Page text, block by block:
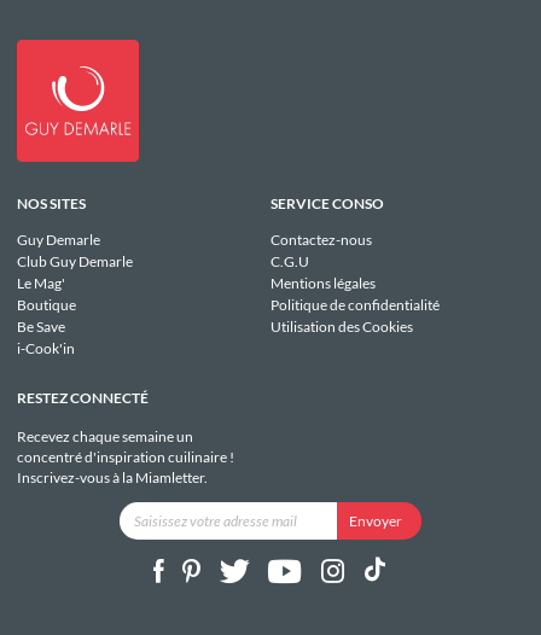
NOS SITES
Guy Demarle
Club Guy Demarle
Le Mag'
Boutique
Be Save
i-Cook'in
SERVICE CONSO
Contactez-nous
C.G.U
Mentions légales
Politique de confidentialité
Utilisation des Cookies
RESTEZ CONNECTÉ
Recevez chaque semaine un
concentré d'inspiration cuilinaire !
Inscrivez-vous à la Miamletter.